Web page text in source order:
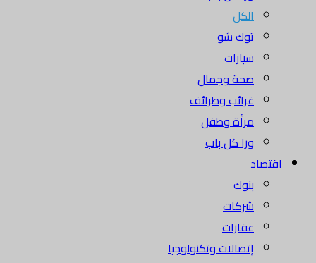
الكل
توك شو
سيارات
صحة وجمال
غرائب وطرائف
مرأة وطفل
ورا كل باب
اقتصاد
بنوك
شركات
عقارات
إتصالات وتكنولوجيا